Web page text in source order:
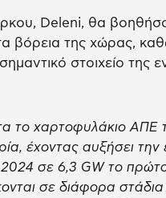
Deleni, θα
βόρεια της χώρας,
στοιχείο της
το χαρτοφυλάκιο ΑΠΕ
έχοντας αυξήσει
σε 6,3 GW το
σε διάφορα